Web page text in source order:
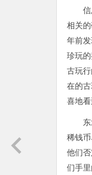
相关
年前
珍玩
古玩
在的
喜地
稀钱
他们
们手